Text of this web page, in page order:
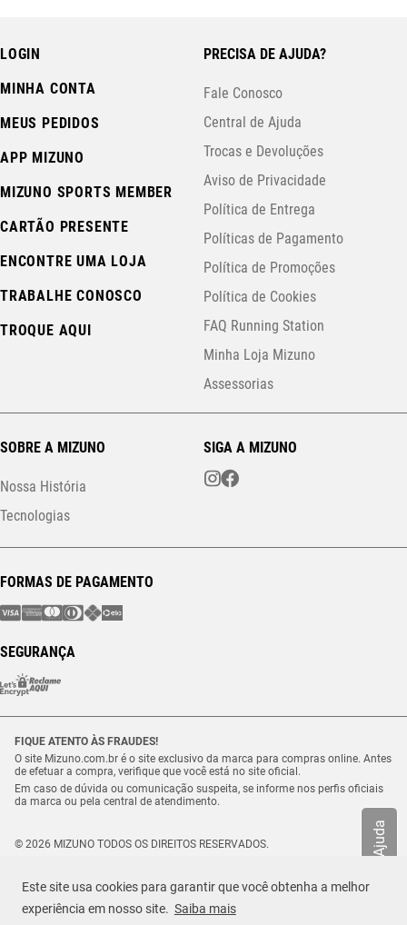
Este site usa cookies para garantir que você obtenha a melhor
experiência em nosso site. Saiba mais
Ajuda
LOGIN
MINHA CONTA
MEUS PEDIDOS
APP MIZUNO
MIZUNO SPORTS MEMBER
CARTÃO PRESENTE
ENCONTRE UMA LOJA
TRABALHE CONOSCO
TROQUE AQUI
PRECISA DE AJUDA?
Fale Conosco
Central de Ajuda
Trocas e Devoluções
Aviso de Privacidade
Política de Entrega
Políticas de Pagamento
Política de Promoções
Política de Cookies
FAQ Running Station
Minha Loja Mizuno
Assessorias
SOBRE A MIZUNO
Nossa História
Tecnologias
SIGA A MIZUNO
FORMAS DE PAGAMENTO
SEGURANÇA
FIQUE ATENTO ÀS FRAUDES!
O site Mizuno.com.br é o site exclusivo da marca para compras online. Antes
de efetuar a compra, verifique que você está no site oficial.
Em caso de dúvida ou comunicação suspeita, se informe nos perfis oficiais
da marca ou pela central de atendimento.
© 2026 MIZUNO TODOS OS DIREITOS RESERVADOS.
Estrada Municipal Luiz Lopes Neto, n.º 21 – Tenentes – CEP. 37.640-000 –
Extrema/MG